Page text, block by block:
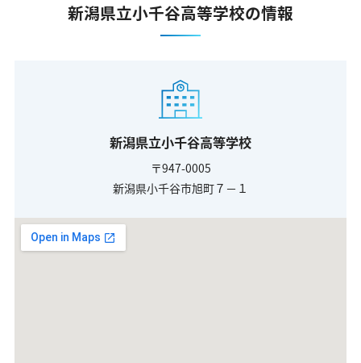
新潟県立小千谷高等学校の情報
新潟県立小千谷高等学校
〒947-0005
新潟県小千谷市旭町７－１